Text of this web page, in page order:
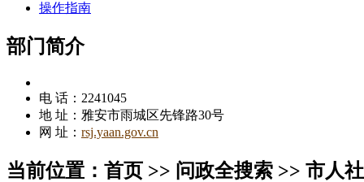
操作指南
部门简介
电 话：2241045
地 址：雅安市雨城区先锋路30号
网 址： rsj.yaan.gov.cn
当前位置：首页 >> 问政全搜索 >> 市人